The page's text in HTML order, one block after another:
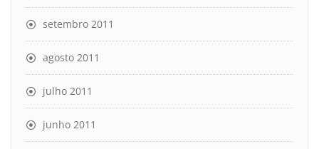
setembro 2011
agosto 2011
julho 2011
junho 2011